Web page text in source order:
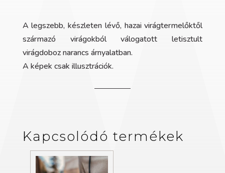
A legszebb, készleten lévő, hazai virágtermelőktől
származó virágokból válogatott letisztult
virágdoboz narancs árnyalatban.
A képek csak illusztrációk.
Kapcsolódó termékek